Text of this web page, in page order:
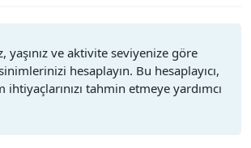
yaşınız ve aktivite seviyenize göre
hesaplayın. Bu hesaplayıcı,
tahmin etmeye yardımcı